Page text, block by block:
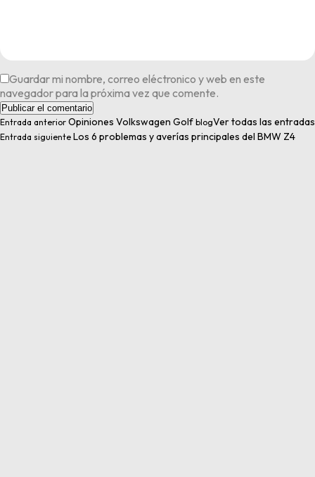
Guardar mi nombre, correo eléctronico y web en este
navegador para la próxima vez que comente.
Entrada anterior Opiniones Volkswagen Golf blogVer todas las entradas
Entrada siguiente Los 6 problemas y averías principales del BMW Z4